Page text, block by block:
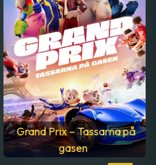
Grand Prix – Tassarna på
gasen